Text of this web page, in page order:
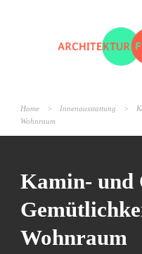
Home > Innenausstattung >
Wohnraum
Kamin- und
Wohnraum